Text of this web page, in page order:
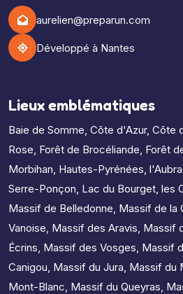
aurelien@preparun.com
Développé à Nantes
Lieux emblématiques
Baie de Somme, Côte d'Azur, Côte
Rose, Forêt de Brocéliande, Forêt
Morbihan, Hautes-Pyrénées,
Serre-Ponçon, Lac du Bourget, les
Massif de Belledonne, Massif de la
Vanoise, Massif des Aravis, Massif
Écrins, Massif des Vosges, Massif
Canigou, Massif du Jura, Massif du
Mont-Blanc, Massif du Queyras,